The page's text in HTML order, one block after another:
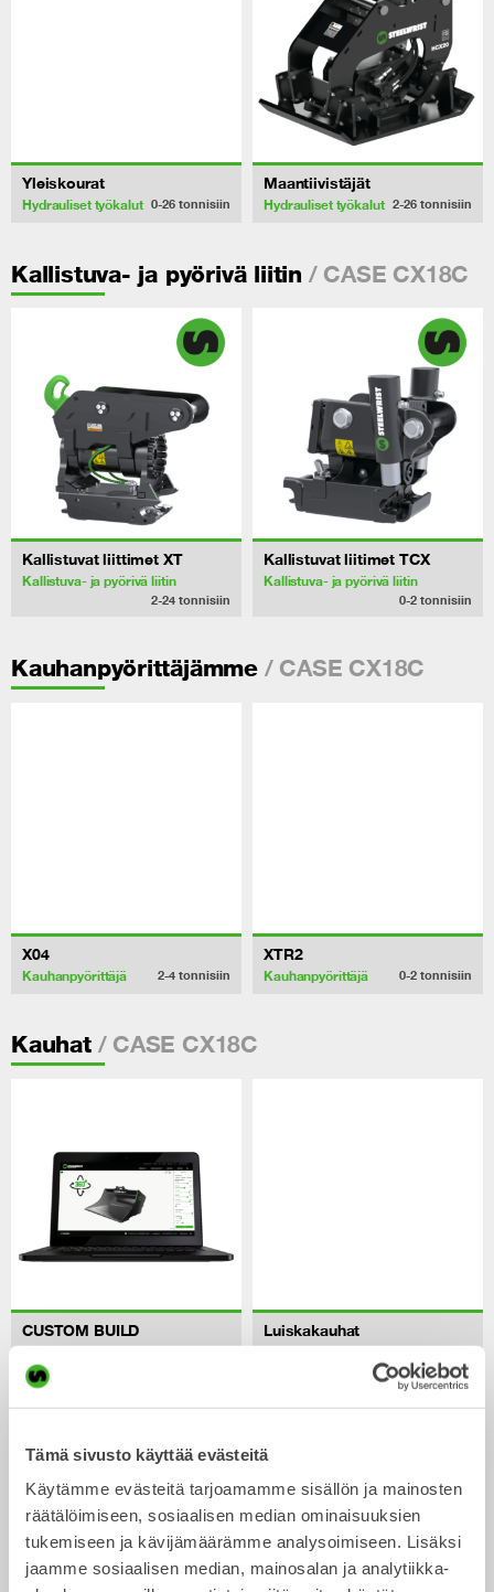
Tämä sivusto käyttää evästeitä
Käytämme evästeitä tarjoamamme sisällön ja mainosten
räätälöimiseen, sosiaalisen median ominaisuuksien
tukemiseen ja kävijämäärämme analysoimiseen. Lisäksi
jaamme sosiaalisen median, mainosalan ja analytiikka-
Yleiskourat
Hydrauliset työkalut 0-26 tonnisiin
Maantiivistäjät
Hydrauliset työkalut 2-26 tonnisiin
Kallistuva- ja pyörivä liitin / CASE CX18C
Kallistuvat liittimet XT
Kallistuva- ja pyörivä liitin
2-24 tonnisiin
Kallistuvat liitimet TCX
Kallistuva- ja pyörivä liitin
0-2 tonnisiin
Kauhanpyörittäjämme/ CASE CX18C
X04
Kauhanpyörittäjä 2-4 tonnisiin
XTR2
Kauhanpyörittäjä 0-2 tonnisiin
Kauhat/ CASE CX18C
CUSTOM BUILD Luiskakauhat